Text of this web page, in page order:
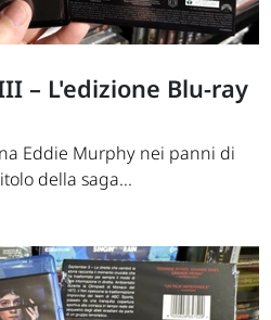
– L'edizione Blu-ray
Eddie Murphy nei panni di
della saga...